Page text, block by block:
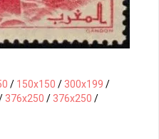
/ 150x150 / 300x199 /
376x250 / 376x250 /